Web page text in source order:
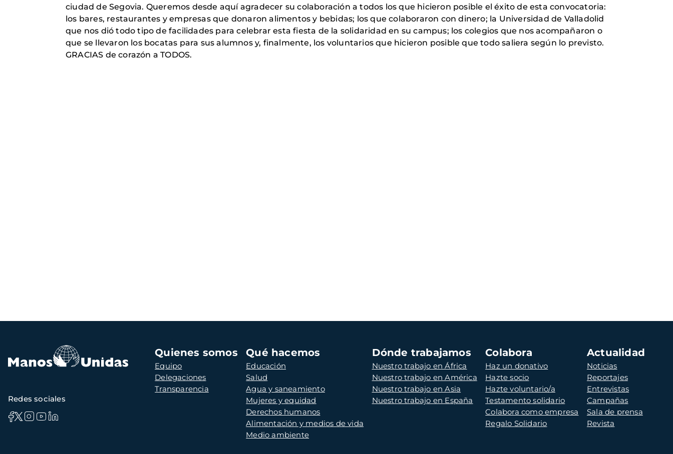
ciudad de Segovia. Queremos desde aquí agradecer su colaboración a todos los que hicieron posible el éxito de esta convocatoria:
los bares, restaurantes y empresas que donaron alimentos y bebidas; los que colaboraron con dinero; la Universidad de Valladolid
que nos dió todo tipo de facilidades para celebrar esta fiesta de la solidaridad en su campus; los colegios que nos acompañaron o
que se llevaron los bocatas para sus alumnos y, finalmente, los voluntarios que hicieron posible que todo saliera según lo previsto.
GRACIAS de corazón a TODOS.
Navegación
principal
Quienes somos
Equipo
Delegaciones
Transparencia
Qué hacemos
Educación
Salud
Agua y saneamiento
Mujeres y equidad
Derechos humanos
Alimentación y medios de vida
Medio ambiente
Dónde trabajamos
Nuestro trabajo en África
Nuestro trabajo en América
Nuestro trabajo en Asia
Nuestro trabajo en España
Colabora
Haz un donativo
Hazte socio
Hazte voluntario/a
Testamento solidario
Colabora como empresa
Regalo Solidario
Actualidad
Noticias
Reportajes
Entrevistas
Campañas
Sala de prensa
Revista
Redes sociales